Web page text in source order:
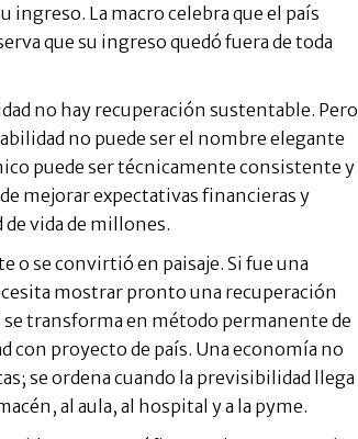
ingreso. La macro celebra que el país
que su ingreso quedó fuera de toda
no hay recuperación sustentable. Pero
no puede ser el nombre elegante
puede ser técnicamente consistente y
mejorar expectativas financieras y
vida de millones.
o se convirtió en paisaje. Si fue una
mostrar pronto una recuperación
transforma en método permanente de
proyecto de país. Una economía no
se ordena cuando la previsibilidad llega
al aula, al hospital y a la pyme.